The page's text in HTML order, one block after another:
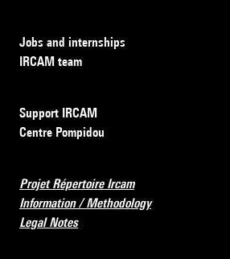
Jobs and internships
IRCAM team
Support IRCAM
Centre Pompidou
Projet Répertoire Ircam
Information / Methodology
Legal Notes